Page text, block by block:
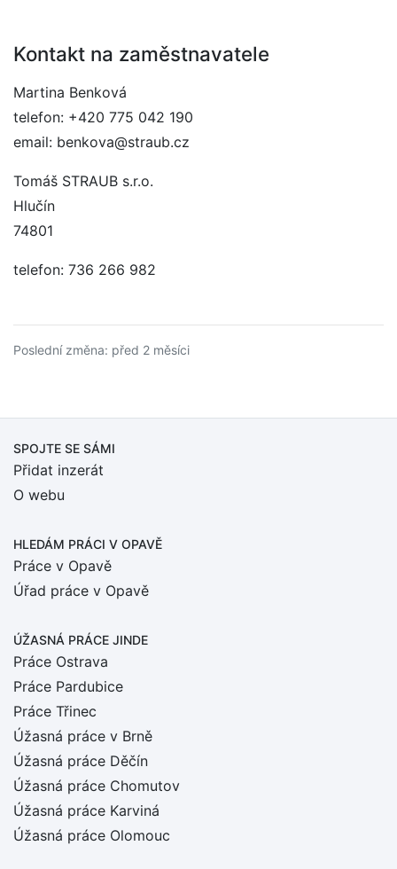
Kontakt na zaměstnavatele
Martina Benková
telefon: +420 775 042 190
email: benkova@straub.cz
Tomáš STRAUB s.r.o.
Hlučín
74801
telefon: 736 266 982
Poslední změna: před 2 měsíci
SPOJTE SE SÁMI
Přidat inzerát
O webu
HLEDÁM PRÁCI V OPAVĚ
Práce v Opavě
Úřad práce v Opavě
ÚŽASNÁ PRÁCE JINDE
Práce Ostrava
Práce Pardubice
Práce Třinec
Úžasná práce v Brně
Úžasná práce Děčín
Úžasná práce Chomutov
Úžasná práce Karviná
Úžasná práce Olomouc